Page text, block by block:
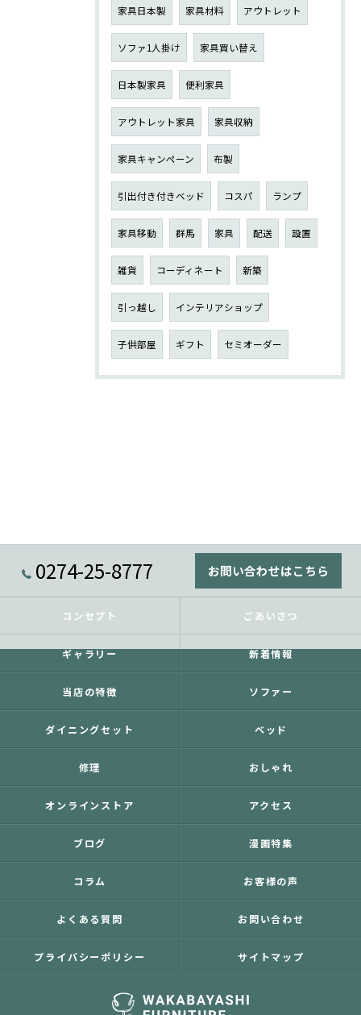
家具日本製 家具材料 アウトレット
ソファ1人掛け 家具買い替え
日本製家具 便利家具
アウトレット家具 家具収納
家具キャンペーン 布製
引出付き付きベッド コスパ ランプ
家具移動 群馬 家具 配送 設置
雑貨 コーディネート 新築
引っ越し インテリアショップ
子供部屋 ギフト セミオーダー
0274-25-8777 お問い合わせはこちら
コンセプト ごあいさつ
ギャラリー 新着情報
当店の特徴 ソファー
ダイニングセット ベッド
修理 おしゃれ
オンラインストア アクセス
ブログ 漫画特集
コラム お客様の声
よくある質問 お問い合わせ
プライバシーポリシー サイトマップ